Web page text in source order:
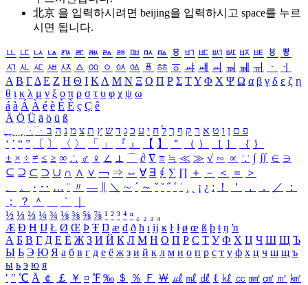
北京 을 입력하시려면 beijing을 입력하시고 space를 누르
시면 됩니다.
ㅥ ㅦ ㅧ ㅨ ㅩ ㅪ ㅫ ㅬ ㅭ ㅮ ㅯ ㅰ ㅱ ㅲ ㅳ ㅴ ㅵ ㅶ ㅷ ㅸ
ㅹ
ㅺ ㅻ ㅼ ㅽ ㅾ ㅿ ㆀ ㆁ ㆂ ㆃ ㆄ ㆅ ㆆ ㆇ ㆈ ㆉ ㆊ ㆋ ㆌ ㆍ
ㆎ
Α Β ΓΔ Ε Ζ Η Θ Ι ΚΛ Μ Ν Ξ Ο Π Ρ Σ ΤΥ Φ Χ Ψ Ω α β γ δ ε ζ η
θ ι κ λ μ ν ξ ο π ρ σ τ υ φ χ ψ ω
á à Á À é è É È ç Ç ê
Ä Ö Ü ä ö ü ß
ִֶֹ ֻּ ׁׂ פ ם ן ו ט א ר ק ף ך ל ח י ע כ ג ד ש ץ ת צ מ נ ה ב
‘ ’ “ ” 〔 〕 〈 〉 「 」 『 』 【 】 ＂ （ ） ［ ］ ｛ ｝
± × ÷ ≠ ≤ ≥ ∞ ∴ ♂ ♀ ∠ ⊥ ⌒ ∂ ∇ ≡ ≒ ≪ ≫ √ ∽ ∝ ∵ ∫ ∬ ∈ ∋
⊆ ⊇ ⊂ ⊃ ∪ ∩ ∧ ∨ ￢ ⇒ ⇔ ∀ ∃ ∮ ∑ ∏ ＋ － ＜ ＝
＞
、
。 · ‥ … ¨ 〃 ― ＼ ∼ ´ ～ ˇ ˘ ˝ ˚ ˙ ¸ ¡ ¿ ː ！ ＇ ， ． ／
：
；
？ ＾ ｀
½ ⅓ ⅔ ¼ ¾ ⅛ ⅜ ⅝ ⅞ ¹ ² ³ ⁴ ⁿ ₁ ₂ ₃ ₄
Æ Ð Ħ Ĳ Ł Ø Œ Þ Ŧ Ŋ æ đ ð ħ ı ĳ ĸ ŀ ł ø œ ß þ ŧ ŋ ŉ
А Б В Г Д Е Ё Ж З И Й К Л М Н О П Р С Т У Ф Х Ц Ч Ш Щ Ъ
Ы Ь Э Ю Я а б в г д е ё ж з и й к л м н о п р с т у ф х ц ч ш щ ъ
ы ь э ю я
′ ″ ℃ Å ￠ ￡ ￥ ¤ ℉ ‰ ＄ ％ Ｆ ￦ ㎕ ㎖ ㎗ ℓ ㎘ ㏄ ㎣ ㎤ ㎥ ㎦